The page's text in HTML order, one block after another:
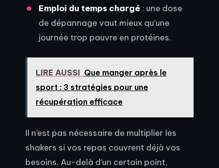
Emploi du temps chargé : une dose
de dépannage vaut mieux qu’une
journée trop pauvre en protéines.
LIRE AUSSI Que manger après le
sport : 3 stratégies pour une
récupération efficace
Il n’est pas nécessaire de multiplier les
shakers si vos repas couvrent déjà vos
besoins. Au-delà d’un certain point,